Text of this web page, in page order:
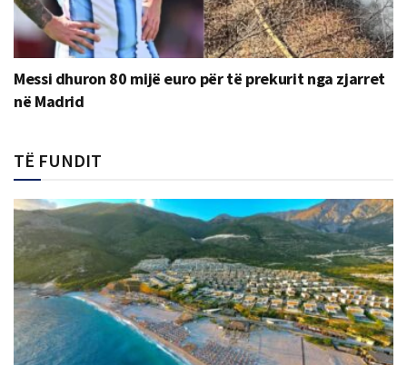
Messi dhuron 80 mijë euro për të prekurit nga zjarret
në Madrid
TË FUNDIT